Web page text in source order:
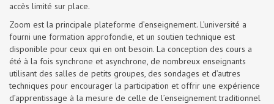
accès limité sur place.
Zoom est la principale plateforme d’enseignement. L’université a
fourni une formation approfondie, et un soutien technique est
disponible pour ceux qui en ont besoin. La conception des cours a
été à la fois synchrone et asynchrone, de nombreux enseignants
utilisant des salles de petits groupes, des sondages et d’autres
techniques pour encourager la participation et offrir une expérience
d’apprentissage à la mesure de celle de l’enseignement traditionnel